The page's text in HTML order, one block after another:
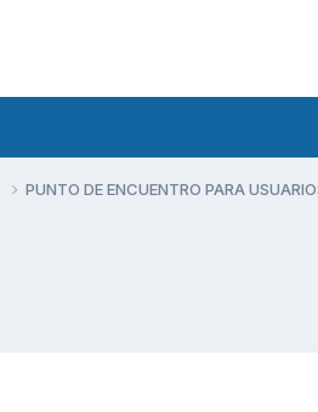
PUNTO DE ENCUENTRO PARA